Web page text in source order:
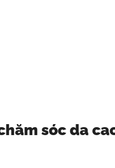
sóc da